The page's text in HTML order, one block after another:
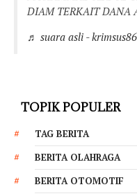
DIAM TERKAIT DANA
♬ suara asli - krimsus86
TOPIK POPULER
TAG BERITA
BERITA OLAHRAGA
BERITA OTOMOTIF